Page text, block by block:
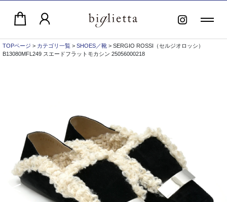
TOPページ > カテゴリ一覧 > SHOES／靴 > SERGIO ROSSI（セルジオロッシ）
B13080MFL249 スエードフラットモカシン 25056000218